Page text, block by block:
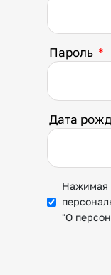
Пароль *
Дата
Нажимая
"О